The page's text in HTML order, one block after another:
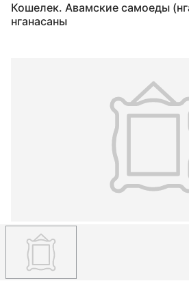
Кошелек. Авамские самоеды
нганасаны